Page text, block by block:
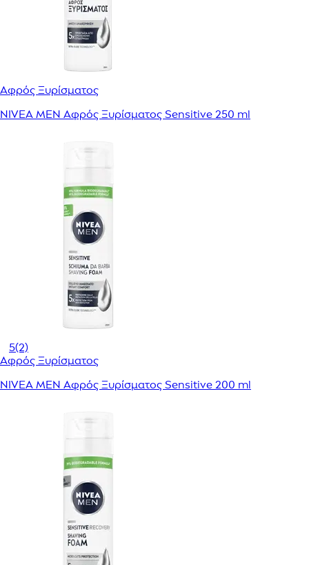
Αφρός Ξυρίσματος
NIVEA MEN Αφρός Ξυρίσματος Sensitive 250 ml
5(2)
Αφρός Ξυρίσματος
NIVEA MEN Αφρός Ξυρίσματος Sensitive 200 ml